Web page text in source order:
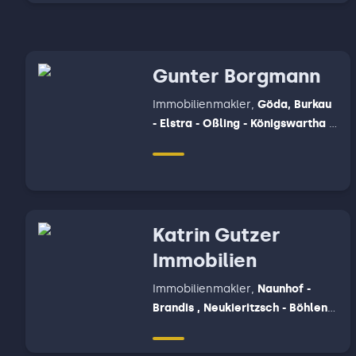
Gunter Borgmann
Immobilienmakler, Göda, Burkau
- Elstra - Oßling - Königswartha -
Katrin Gutzer
Immobilien
Immobilienmakler, Naunhof -
Brandis , Neukieritzsch - Böhlen -